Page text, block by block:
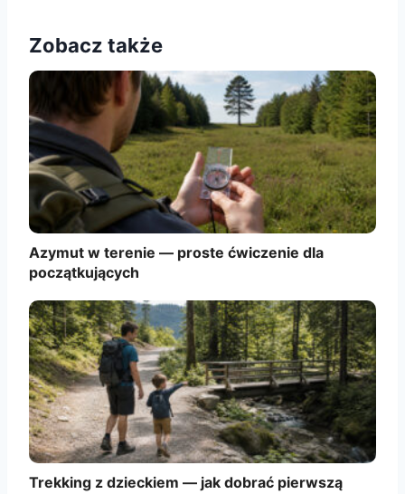
Zobacz także
Azymut w terenie — proste ćwiczenie dla
początkujących
Trekking z dzieckiem — jak dobrać pierwszą